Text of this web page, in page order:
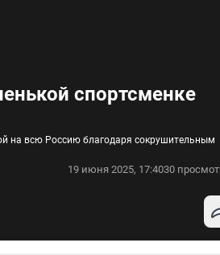
спортсменке
на всю Россию благодаря сокрушительным
19 июня 2025, 17:4030